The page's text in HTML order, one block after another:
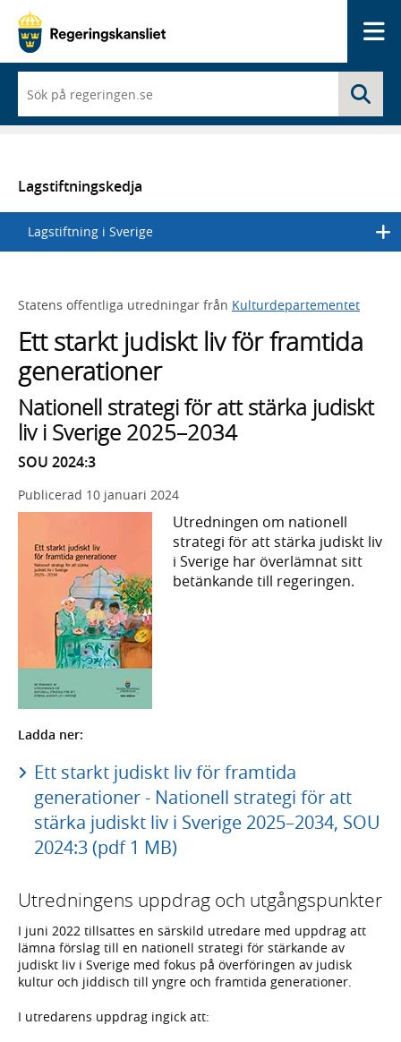
du
börjar
skriva
en
lista
med
sökförslag
Lagstiftningskedja
Lagstiftning i Sverige
Statens offentliga utredningar från Kulturdepartementet
Ett starkt judiskt liv för framtida
generationer
Nationell strategi för att stärka judiskt
liv i Sverige 2025–2034
SOU 2024:3
Publicerad 10 januari 2024
Utredningen om nationell
strategi för att stärka judiskt liv
i Sverige har överlämnat sitt
betänkande till regeringen.
Ladda ner:
Ett starkt judiskt liv för framtida
generationer - Nationell strategi för att
stärka judiskt liv i Sverige 2025–2034, SOU
2024:3 (pdf 1 MB)
Utredningens uppdrag och utgångspunkter
I juni 2022 tillsattes en särskild utredare med uppdrag att
lämna förslag till en nationell strategi för stärkande av
judiskt liv i Sverige med fokus på överföringen av judisk
kultur och jiddisch till yngre och framtida generationer.
I utredarens uppdrag ingick att: